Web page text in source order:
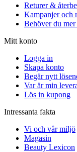
Returer &
Kampanjer och
Behöver du
Mitt konto
Logga in
Skapa konto
Begär nytt
Var är min
Lös in kupong
Intressanta fakta
Vi och vår miljö
Magasin
Beauty Lexicon